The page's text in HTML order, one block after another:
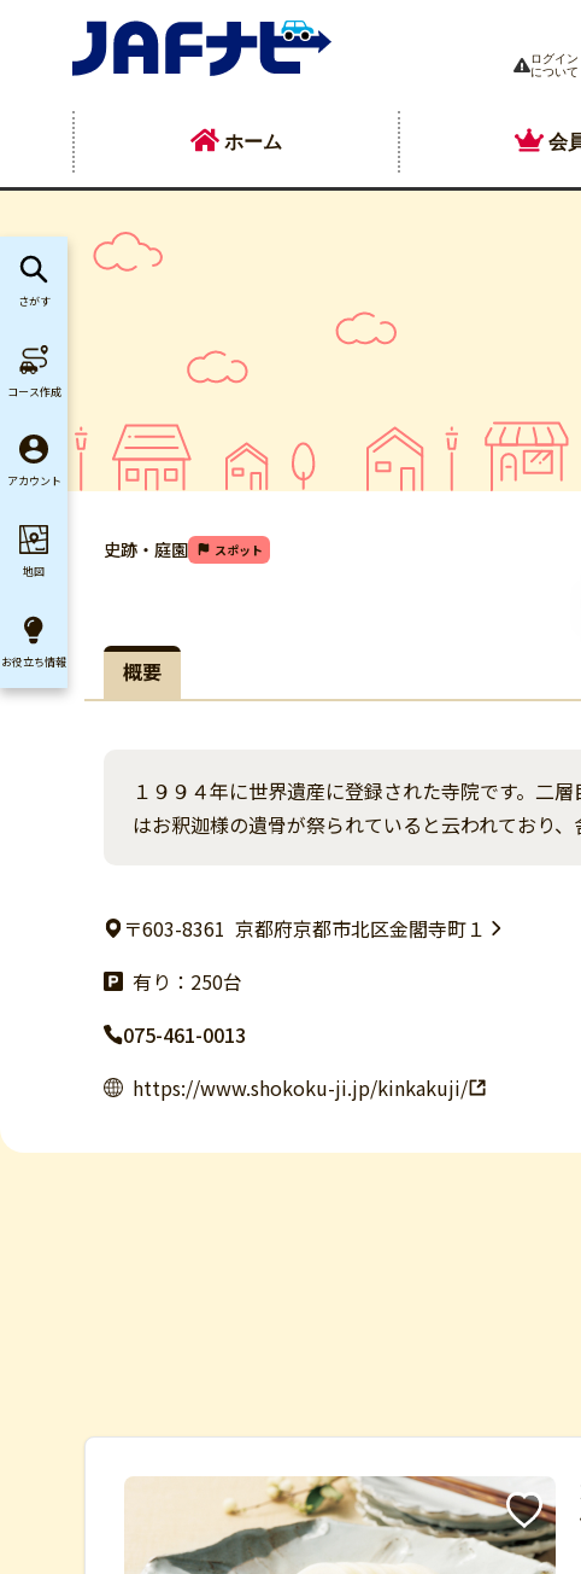
ログイン
について
ホーム 会
史跡・庭園 スポット
概要
１９９４年に世界遺産に登録された寺院です。二
はお釈迦様の遺骨が祭られていると云われており、
〒603-8361 京都府京都市北区金閣寺町１
有り：250台
075-461-0013
https://www.shokoku-ji.jp/kinkakuji/
さがす
コース作成
アカウント
地図
お役立ち情報